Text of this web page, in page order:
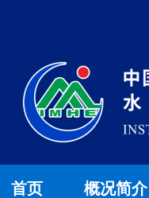
首页 概况简介